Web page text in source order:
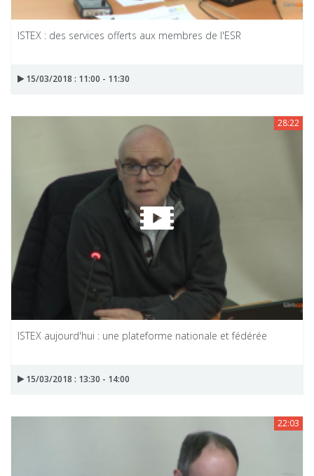
ISTEX : des services offerts aux membres de l'ESR
15/03/2018 : 11:00 - 11:30
28:22
ISTEX aujourd'hui : une plateforme nationale et fédérée
15/03/2018 : 13:30 - 14:00
22:03